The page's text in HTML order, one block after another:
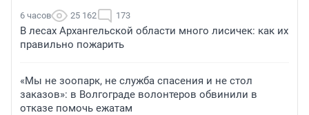
6 часов 25 162 173
В лесах Архангельской области много лисичек: как их
правильно пожарить
«Мы не зоопарк, не служба спасения и не стол
заказов»: в Волгограде волонтеров обвинили в
отказе помочь ежатам